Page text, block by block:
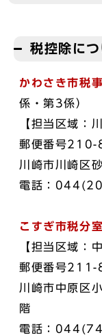
税控除に
かわさき市税
係・第3係）
【担当区域：
郵便番号
川崎市川崎区
電話：
こすぎ市税分室
【担当区域：
郵便番号
川崎市中原区
階
電話：